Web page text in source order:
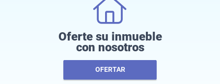
Oferte su inmueble
con nosotros
OFERTAR